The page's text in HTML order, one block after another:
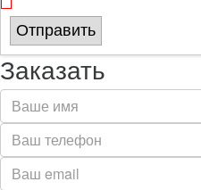
Отправить
Заказать